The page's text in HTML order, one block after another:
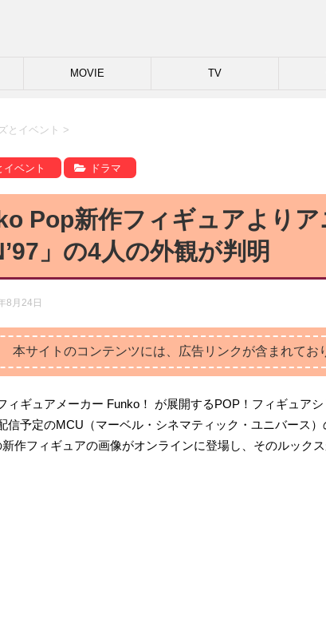
MOVIE TV
とイベント >
イベント ドラマ
Pop新作フィギュアよりア
」の4人の外観が判明
8月24日
本サイトのコンテンツには、広告リンクが含まれてお
ィギュアメーカー Funko！ が展開するPOP！フィギュア
信予定のMCU（マーベル・シネマティック・ユニバース
新作フィギュアの画像がオンラインに登場し、そのルック